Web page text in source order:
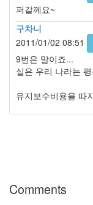
퍼갈께요~
구차니
2011/01/02 08:51
9번은 말이죠...
실은 우리 나라는
유지보수비용을 따
Comments
Find!
Categories
AI
출